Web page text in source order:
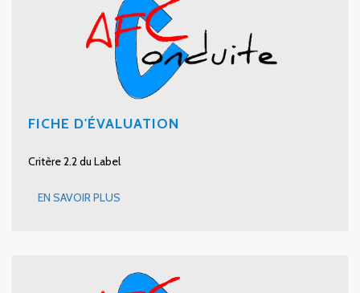
FICHE D'ÉVALUATION
Critère 2.2 du Label
EN SAVOIR PLUS